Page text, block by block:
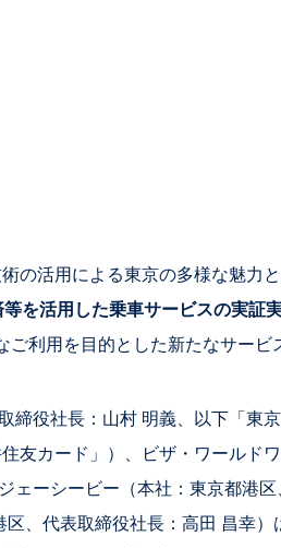
の活用による東京の多様な魅力
を活用した乗車サービスの実証
ご利用を目的とした新たなサービ
役社長：山村 明義、以下「東
友カード」）、ビザ・ワールド
ェーシービー（本社：東京都港
、代表取締役社長：高田 昌幸